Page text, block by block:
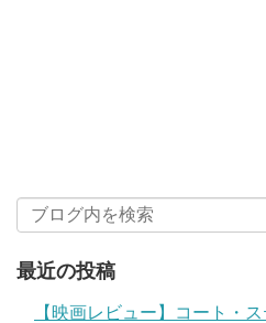
最近の投稿
【映画レビュー】コート・